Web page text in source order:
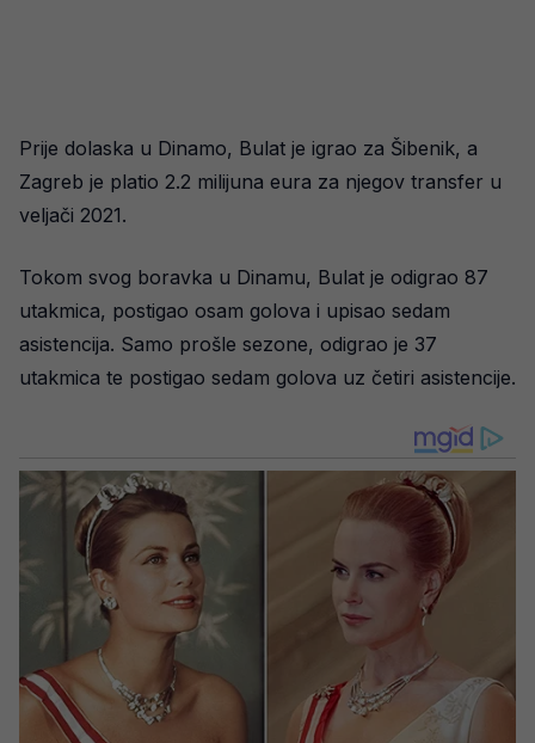
Prije dolaska u Dinamo, Bulat je igrao za Šibenik, a
Zagreb je platio 2.2 milijuna eura za njegov transfer u
veljači 2021.
Tokom svog boravka u Dinamu, Bulat je odigrao 87
utakmica, postigao osam golova i upisao sedam
asistencija. Samo prošle sezone, odigrao je 37
utakmica te postigao sedam golova uz četiri asistencije.